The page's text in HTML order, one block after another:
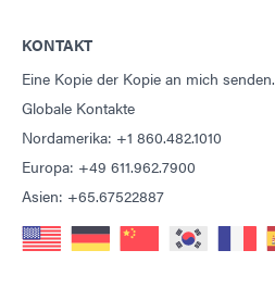
KONTAKT
Eine Kopie der Kopie an mich senden.
Globale Kontakte
Nordamerika: +1 860.482.1010
Europa: +49 611.962.7900
Asien: +65.67522887